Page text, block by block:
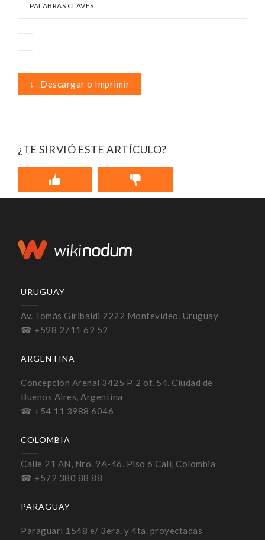
PALABRAS CLAVES
↓ Descargar o Imprimir
¿TE SIRVIÓ ESTE ARTÍCULO?
URUGUAY
Av. Tomás Giribaldi 2222 Montevideo, Uruguay
☎ +598 2711 62 52
ARGENTINA
Concepción Arenal 3425 P. 2 of. 54. Ciudad de
Buenos Aires, Argentina
☎ +54 11 3988 6046
COLOMBIA
Calle 21 AN, Nro. 9A-46, Piso 6 Cali, Colombia
☎ +572 380 88 88
PARAGUAY
Paraguarí 1548 e/ 3era. y 4ta. proyectadas